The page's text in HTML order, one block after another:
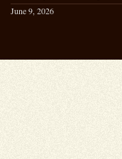
June 9, 2026